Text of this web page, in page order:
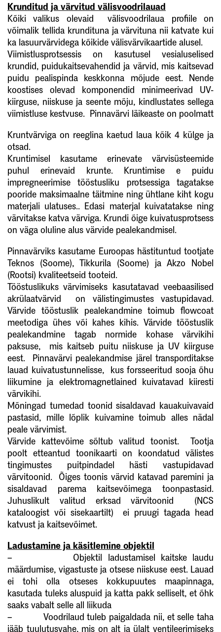
Krunditud ja värvitud välisvoodrilauad
Kõiki valikus olevaid välisvoodrilaua profiile on
võimalik tellida krundituna ja värvituna nii katvate kui
ka lasuurvärvidega kõikide välisvärvikaartide alusel.
Viimistlusprotsessis on kasutusel vesialuselised
krundid, puidukaitsevahendid ja värvid, mis kaitsevad
puidu pealispinda keskkonna mõjude eest. Nende
koostises olevad komponendid minimeerivad UV-
kiirguse, niiskuse ja seente mõju, kindlustates sellega
viimistluse kestvuse. Pinnavärvi läikeaste on poolmatt
Kruntvärviga on reeglina kaetud laua kõik 4 külge ja
otsad.
Kruntimisel kasutame erinevate värvisüsteemide
puhul erinevaid krunte. Kruntimise e puidu
impregneerimise tööstusliku protsessiga tagatakse
pooride maksimaalne täitmine ning ühtlane kiht kogu
materjali ulatuses.. Edasi materjal kuivatatakse ning
värvitakse katva värviga. Krundi õige kuivatusprotsess
on väga oluline alus värvide pealekandmisel.
Pinnavärviks kasutame Euroopas hästituntud tootjate
Teknos (Soome), Tikkurila (Soome) ja Akzo Nobel
(Rootsi) kvaliteetseid tooteid.
Tööstuslikuks värvimiseks kasutatavad veebaasilised
akrülaatvärvid on välistingimustes vastupidavad.
Värvide tööstuslik pealekandmine toimub flowcoat
meetodiga ühes või kahes kihis. Värvide tööstuslik
pealekandmine tagab normide kohase värvikihi
paksuse, mis kaitseb puitu niiskuse ja UV kiirguse
eest. Pinnavärvi pealekandmise järel transporditakse
lauad kuivatustunnelisse, kus forsseeritud sooja õhu
liikumine ja elektromagnetlained kuivatavad kiiresti
värvikihi.
Mõningad tumedad toonid sisaldavad kauakuivavaid
pastasid, mille lõplik kuivamine toimub alles nädal
peale värvimist.
Värvide kattevõime sõltub valitud toonist. Tootja
poolt etteantud toonikaarti on koondatud välistes
tingimustes puitpindadel hästi vastupidavad
värvitoonid. Õiges toonis värvid katavad paremini ja
sisaldavad parema kaitsevõimega toonpastasid.
Juhuslikult valitud erksad värvitoonid (NCS
kataloogist või sisekaartilt) ei pruugi tagada head
katvust ja kaitsevõimet.
Ladustamine ja käsitlemine objektil
– Objektil ladustamisel kaitske laudu
määrdumise, vigastuste ja otsese niiskuse eest. Lauad
ei tohi olla otseses kokkupuutes maapinnaga,
kasutada tuleks aluspuid ja katta pakk selliselt, et õhk
saaks vabalt selle all liikuda
– Voodrilaud tuleb paigaldada nii, et selle taha
jääb tuulutusvahe, mis on alt ja ülalt ventileerimiseks